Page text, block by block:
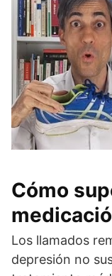
Cómo
Los llamados
depresión no